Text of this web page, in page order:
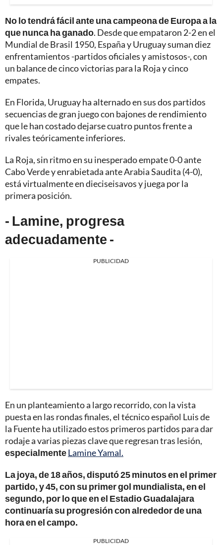
No lo tendrá fácil ante una campeona de Europa a la
que nunca ha ganado. Desde que empataron 2-2 en el
Mundial de Brasil 1950, España y Uruguay suman diez
enfrentamientos -partidos oficiales y amistosos-, con
un balance de cinco victorias para la Roja y cinco
empates.
En Florida, Uruguay ha alternado en sus dos partidos
secuencias de gran juego con bajones de rendimiento
que le han costado dejarse cuatro puntos frente a
rivales teóricamente inferiores.
La Roja, sin ritmo en su inesperado empate 0-0 ante
Cabo Verde y enrabietada ante Arabia Saudita (4-0),
está virtualmente en dieciseisavos y juega por la
primera posición.
- Lamine, progresa
adecuadamente -
PUBLICIDAD
En un planteamiento a largo recorrido, con la vista
puesta en las rondas finales, el técnico español Luis de
la Fuente ha utilizado estos primeros partidos para dar
rodaje a varias piezas clave que regresan tras lesión,
especialmenteLamine Yamal.
La joya, de 18 años, disputó 25 minutos en el primer
partido, y 45, con su primer gol mundialista, en el
segundo, por lo que en el Estadio Guadalajara
continuaría su progresión con alrededor de una
hora en el campo.
PUBLICIDAD